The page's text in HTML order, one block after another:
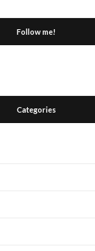
Follow me!
Categories